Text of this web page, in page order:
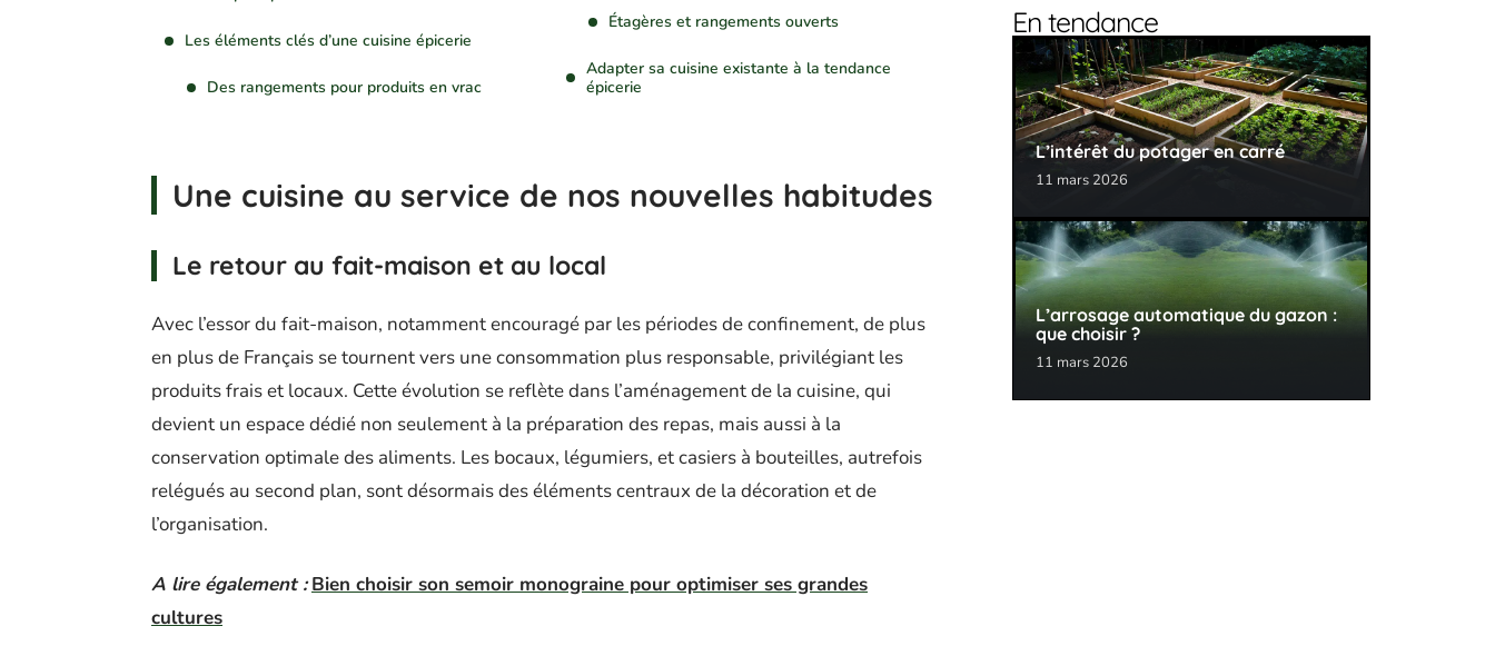
Les éléments clés d’une cuisine épicerie
Des rangements pour produits en vrac
Étagères et rangements ouverts
Adapter sa cuisine existante à la tendance
épicerie
Une cuisine au service de nos nouvelles habitudes
Le retour au fait-maison et au local
Avec l’essor du fait-maison, notamment encouragé par les périodes de confinement, de plus
en plus de Français se tournent vers une consommation plus responsable, privilégiant les
produits frais et locaux. Cette évolution se reflète dans l’aménagement de la cuisine, qui
devient un espace dédié non seulement à la préparation des repas, mais aussi à la
conservation optimale des aliments. Les bocaux, légumiers, et casiers à bouteilles, autrefois
relégués au second plan, sont désormais des éléments centraux de la décoration et de
l’organisation.
A lire également : Bien choisir son semoir monograine pour optimiser ses grandes
cultures
En tendance
L’intérêt du potager en carré
11 mars 2026
L’arrosage automatique du gazon :
que choisir ?
11 mars 2026